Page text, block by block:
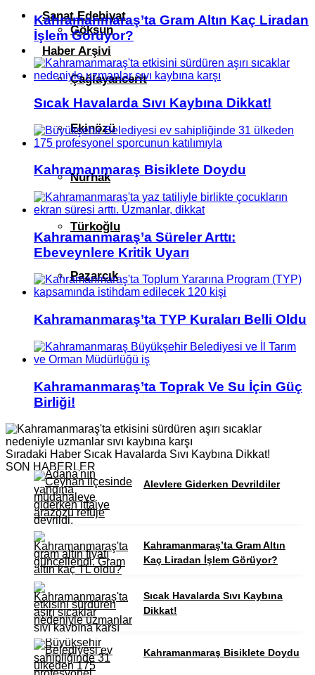
Göksun
Çağlayancerit
Ekinözü
Nurhak
Türkoğlu
Pazarcık
Sanat Edebiyat
Haber Arşivi
Kahramanmaraş’ta Gram Altın Kaç Liradan
İşlem Görüyor?
Sıcak Havalarda Sıvı Kaybına Dikkat!
Kahramanmaraş Bisiklete Doydu
Kahramanmaraş’a Süreler Arttı:
Ebeveynlere Kritik Uyarı
Kahramanmaraş’ta TYP Kuraları Belli Oldu
Kahramanmaraş’ta Toprak Ve Su İçin Güç
Birliği!
Sıradaki Haber Sıcak Havalarda Sıvı Kaybına Dikkat!
SON HABERLER
Alevlere Giderken Devrildiler
Kahramanmaraş’ta Gram Altın
Kaç Liradan İşlem Görüyor?
Sıcak Havalarda Sıvı Kaybına
Dikkat!
Kahramanmaraş Bisiklete Doydu